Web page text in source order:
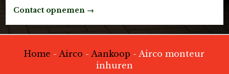
Contact opnemen →
Home - Airco - Aankoop - Airco monteur
inhuren